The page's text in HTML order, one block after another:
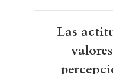
Las